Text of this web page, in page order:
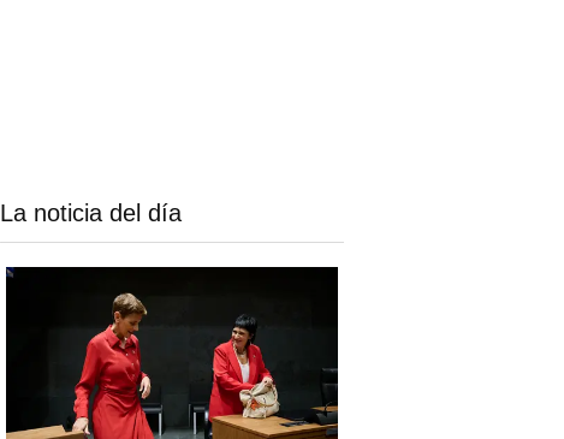
La noticia del día